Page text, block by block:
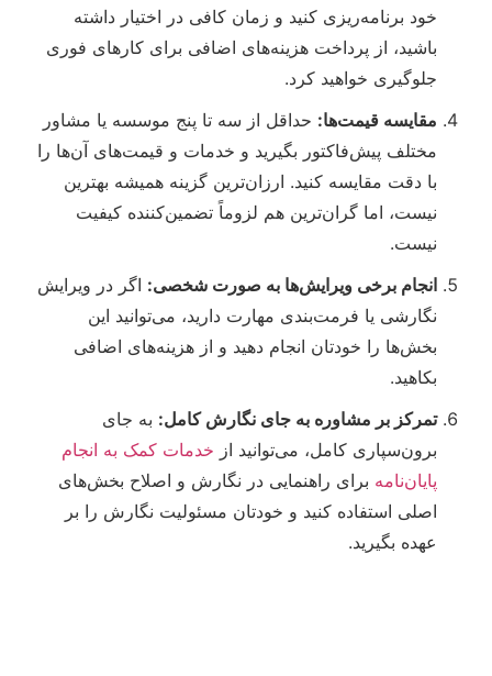
خود برنامه‌ریزی کنید و زمان کافی در اختیار داشته
باشید، از پرداخت هزینه‌های اضافی برای کارهای فوری
جلوگیری خواهید کرد.
مقایسه قیمت‌ها: حداقل از سه تا پنج موسسه یا مشاور
مختلف پیش‌فاکتور بگیرید و خدمات و قیمت‌های آن‌ها را
با دقت مقایسه کنید. ارزان‌ترین گزینه همیشه بهترین
نیست، اما گران‌ترین هم لزوماً تضمین‌کننده کیفیت
نیست.
انجام برخی ویرایش‌ها به صورت شخصی: اگر در ویرایش
نگارشی یا فرمت‌بندی مهارت دارید، می‌توانید این
بخش‌ها را خودتان انجام دهید و از هزینه‌های اضافی
بکاهید.
تمرکز بر مشاوره به جای نگارش کامل: به جای
برون‌سپاری کامل، می‌توانید از خدمات کمک به انجام
پایان‌نامه برای راهنمایی در نگارش و اصلاح بخش‌های
اصلی استفاده کنید و خودتان مسئولیت نگارش را بر
عهده بگیرید.